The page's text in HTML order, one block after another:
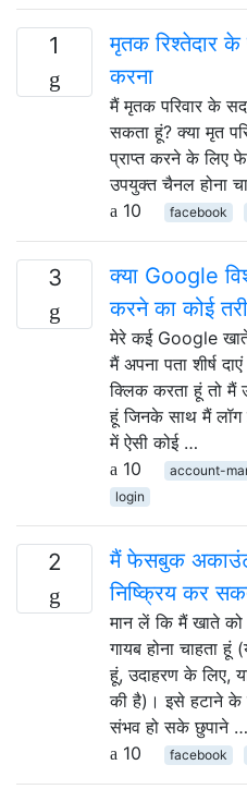
1
मृतक रिश्तेदार
करना
मैं मृतक परिवार के
सकता हूं? क्या मृत
प्राप्त करने के लिए
उपयुक्त चैनल होना
10
facebook
3
क्या Google
करने का कोई
मेरे कई Google
मैं अपना पता शीर्ष
क्लिक करता हूं तो मैं
हूं जिनके साथ मैं
में ऐसी कोई …
10
account-
login
2
मैं फेसबुक अकाउंट
निष्क्रिय कर
मान लें कि मैं खाते
गायब होना चाहता हूं
हूं, उदाहरण के लिए,
की है)। इसे हटाने के
संभव हो सके छुपाने …
10
facebook